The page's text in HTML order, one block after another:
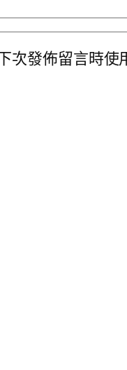
次發佈留言時使